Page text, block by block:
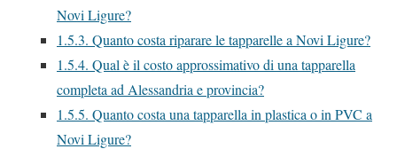
Novi Ligure?
1.5.3. Quanto costa riparare le tapparelle a Novi Ligure?
1.5.4. Qual è il costo approssimativo di una tapparella
completa ad Alessandria e provincia?
1.5.5. Quanto costa una tapparella in plastica o in PVC a
Novi Ligure?